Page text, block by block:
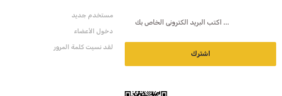
مستخدم جديد
دخول الأعضاء
لقد نسيت كلمة المرور
اشترك